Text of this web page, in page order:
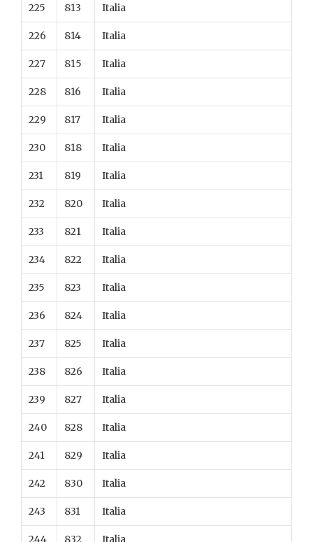
225 813 Italia
226 814 Italia
227 815 Italia
228 816 Italia
229 817 Italia
230 818 Italia
231 819 Italia
232 820 Italia
233 821 Italia
234 822 Italia
235 823 Italia
236 824 Italia
237 825 Italia
238 826 Italia
239 827 Italia
240 828 Italia
241 829 Italia
242 830 Italia
243 831 Italia
244 832 Italia